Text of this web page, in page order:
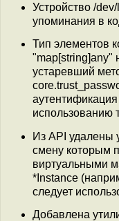
Устройство /
упоминания в
Тип элементов
"map[string]any"
устаревший
использованию
Из API удалены
смену которым
виртуальными
*Instance
следует
Добавлена